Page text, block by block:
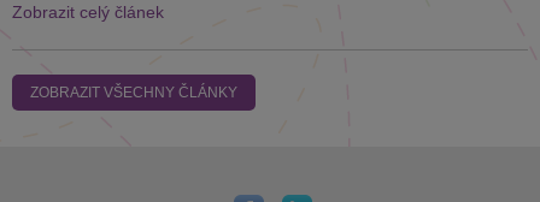
Zobrazit celý článek
ZOBRAZIT VŠECHNY ČLÁNKY